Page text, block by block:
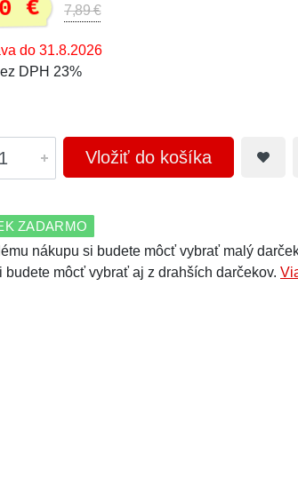
€ 7,89 €
do 31.8.2026
DPH 23%
Vložiť do košíka
ZADARMO
nákupu si budete môcť vybrať malý
budete môcť vybrať aj z drahších darčekov.